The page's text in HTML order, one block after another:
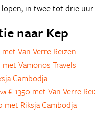
in twee tot drie uur.
naar Kep
Van Verre Reizen
Vamonos Travels
Cambodja
va € 1350 met Van Verre
met Riksja Cambodja